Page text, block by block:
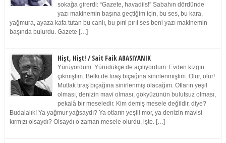
sokağa girerdi: “Gazete, havadiis!” Sabahın dördünde
yazı makinemin başına geçtiğim için, bu ses, bu kara,
yağmura, ayaza kafa tutan bu canlı, bu pırıl pırıl ses beni yazı makinemin
başında bulurdu. Gazete […]
Hişt, Hişt! / Sait Faik ABASIYANIK
Yürüyordum. Yürüdükçe de açılıyordum. Evden kızgın
çıkmıştım. Belki de tıraş bıçağına sinirlenmiştim. Olur, olur!
Mutlak tıraş bıçağına sinirlenmiş olacağım. Otların yeşil
olması, denizin mavi olması, gökyüzünün bulutsuz olması,
pekalâ bir meseledir. Kim demiş mesele değildir, diye?
Budalalık! Ya yağmur yağsaydı? Ya otların yeşili mor, ya denizin mavisi
kırmızı olsaydı? Olsaydı o zaman mesele olurdu, işte. […]